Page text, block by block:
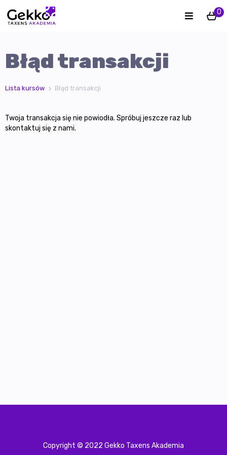
0
Błąd transakcji
Lista kursów Błąd transakcji
Twoja transakcja się nie powiodła. Spróbuj jeszcze raz lub
skontaktuj się z nami.
Copyright © 2022 Gekko Taxens Akademia